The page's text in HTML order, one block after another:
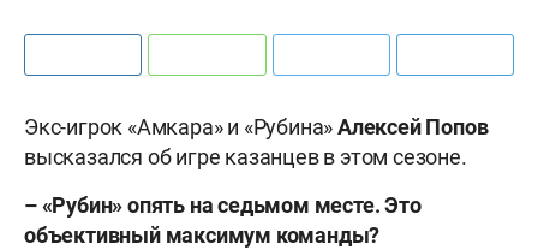
Экс-игрок «Амкара» и «Рубина»Алексей Попов
высказался об игре казанцев в этом сезоне.
– «Рубин» опять на седьмом месте. Это
объективный максимум команды?